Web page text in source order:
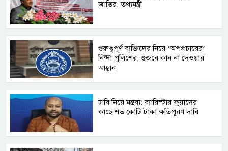
জাতির: তথ্যমন্ত্রী
গুরুত্বপূর্ণ ব্যক্তিদের নিয়ে ‘অপপ্রচারের’
নিন্দা পুলিশের, গুজবে কান না দেওয়ার
আহ্বান
ঢাবি নিয়ে মন্তব্য: ব্যারিস্টার ফুয়াদের
কাছে শত কোটি টাকা ক্ষতিপূরণ দাবি